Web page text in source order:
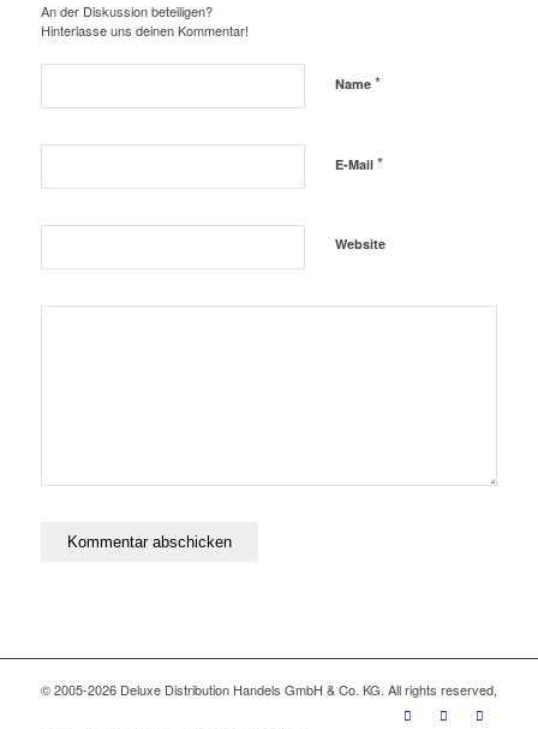
An der Diskussion beteiligen?
Hinterlasse uns deinen Kommentar!
Name *
E-Mail *
Website
© 2005-2026 Deluxe Distribution Handels GmbH & Co. KG. All rights reserved,